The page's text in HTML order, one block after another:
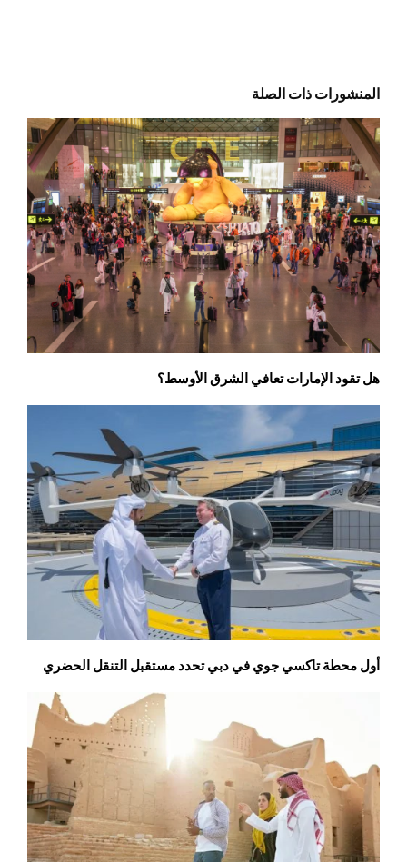
المنشورات ذات الصلة
هل تقود الإمارات تعافي الشرق الأوسط؟
أول محطة تاكسي جوي في دبي تحدد مستقبل التنقل الحضري